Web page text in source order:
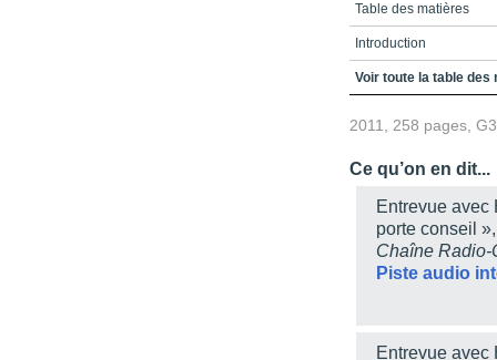
Table des matières
Introduction
Les usages conjugaux
relations de couples
Une notion
Solidarités
Des solidarités
Des solidarités
d’autonomie
Voir toute la table des
2011, 258 pages,
Ce qu’on en dit...
Entrevue avec
porte conseil
Chaîne Radio-
Piste audio
Entrevue avec